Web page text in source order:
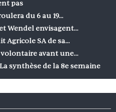
pas
du 6 au 19…
Wendel envisagent…
Agricole SA de sa…
volontaire avant une…
synthèse de la 8e semaine